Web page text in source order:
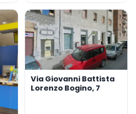
Via Giovanni Battista
Lorenzo Bogino, 7